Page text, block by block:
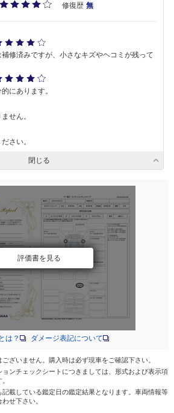
修復歴 無
修済みですが、小さなキズやヘコミが残って
にあります。
せん。
さい。
閉じる
評価書を見る
は？ ダメージ表記について
ざいません。購入時は必ず現車をご確認下さい。
ンチェックシートにつきましては、形式および表示項
載している鑑定日の鑑定結果となります。車両情報等
せ下さい。